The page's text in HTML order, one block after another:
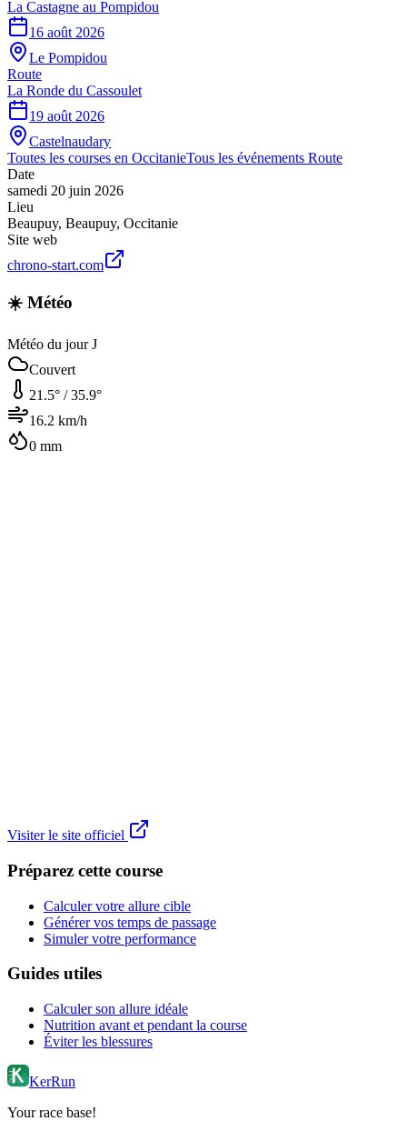
La Castagne au Pompidou
16 août 2026
Le Pompidou
Route
La Ronde du Cassoulet
19 août 2026
Castelnaudary
Toutes les courses en OccitanieTous les événements Route
Date
samedi 20 juin 2026
Lieu
Beaupuy, Beaupuy, Occitanie
Site web
chrono-start.com
☀️ Météo
Météo du jour J
Couvert
21.5° /35.9°
16.2 km/h
0 mm
Visiter le site officiel
Préparez cette course
Calculer votre allure cible
Générer vos temps de passage
Simuler votre performance
Guides utiles
Calculer son allure idéale
Nutrition avant et pendant la course
Éviter les blessures
KerRun
Your race base!